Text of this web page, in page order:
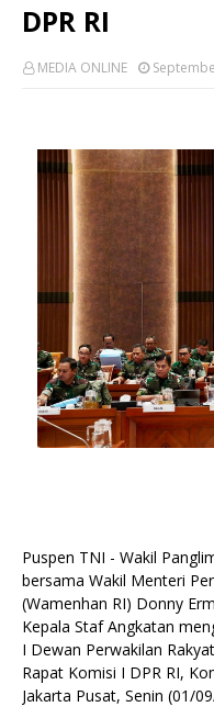
DPR RI
MEDIA ONLINE
Puspen TNI - Wakil
bersama Wakil Menteri
(Wamenhan RI) Donny
Kepala Staf Angkatan
I Dewan Perwakilan
Rapat Komisi I DPR RI,
Jakarta Pusat, Senin (01/